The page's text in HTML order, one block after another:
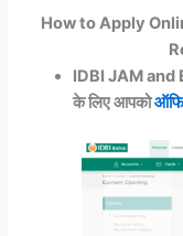
How to Apply
IDBI JAM
के लिए आपको